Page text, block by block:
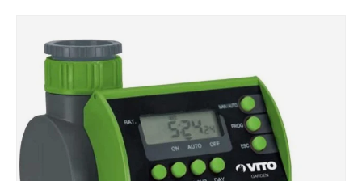
Zu Produktinformationen springen